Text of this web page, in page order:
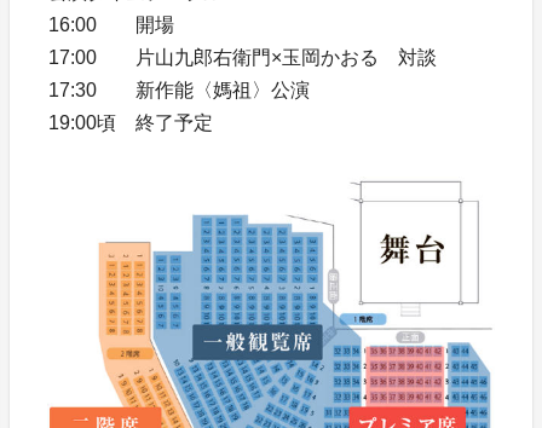
16:00 開場
17:00 片山九郎右衛門×玉岡かおる 対談
17:30 新作能〈媽祖〉公演
19:00頃 終了予定